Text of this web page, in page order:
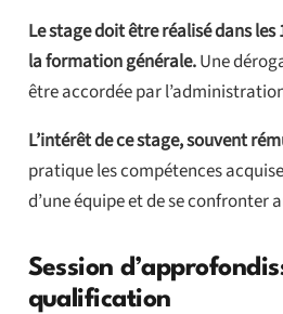
Le stage doit être réalisé dans
la formation générale.Une
être accordée par
L’intérêt de ce stage, souvent
pratique les compétences
d’une équipe et de se confronter
Session
qualification